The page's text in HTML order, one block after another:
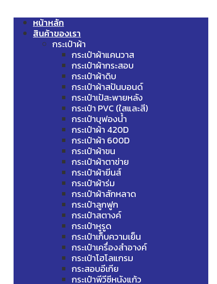
หน้าหลัก
สินค้าของเรา
กระเป๋าผ้า
กระเป๋าผ้าแคนวาส
กระเป๋าผ้ากระสอบ
กระเป๋าผ้าดิบ
กระเป๋าผ้าสปันบอนด์
กระเป๋าเป้สะพายหลัง
กระเป๋า PVC (ใสและสี)
กระเป๋าบุฟองน้ำ
กระเป๋าผ้า 420D
กระเป๋าผ้า 600D
กระเป๋าผ้าขน
กระเป๋าผ้าตาข่าย
กระเป๋าผ้ายีนส์
กระเป๋าผ้าร่ม
กระเป๋าผ้าสักหลาด
กระเป๋าลูกฟูก
กระเป๋าสตางค์
กระเป๋าหูรูด
กระเป๋าเก็บความเย็น
กระเป๋าเครื่องสำอางค์
กระเป๋าโฮโลแกรม
กระสอบอีเกีย
กระเป๋าพีวีซีหนังแก้ว